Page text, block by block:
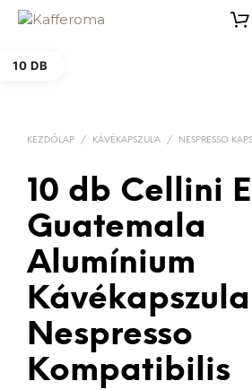
10 DB
KEZDŐLAP / KÁVÉKAPSZULA / NESPRESSO
10 db Cellini
Guatemala
Alumínium
Nespresso
Kompatibilis